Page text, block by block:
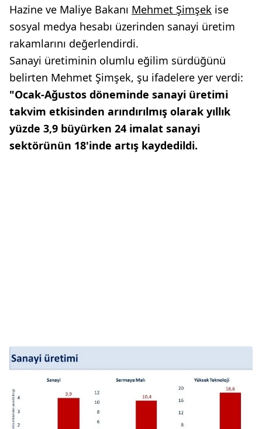
Hazine ve Maliye Bakanı Mehmet Şimşek ise
sosyal medya hesabı üzerinden sanayi üretim
rakamlarını değerlendirdi.
Sanayi üretiminin olumlu eğilim sürdüğünü
belirten Mehmet Şimşek, şu ifadelere yer verdi:
"Ocak-Ağustos döneminde sanayi üretimi
takvim etkisinden arındırılmış olarak yıllık
yüzde 3,9 büyürken 24 imalat sanayi
sektörünün 18'inde artış kaydedildi.